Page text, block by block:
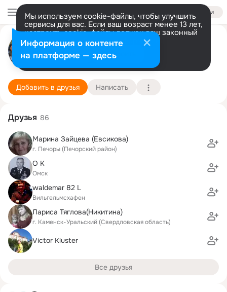
Войти
Мы используем cookie-файлы, чтобы улучшить
сервисы для вас. Если ваш возраст менее 13 лет,
настроить cookie-файлы должен ваш законный
представитель. Больше информации
Разрешить все Настроить
Александр Гофман
Baden-Württemberg
2 школа
Подробнее
Добавить в друзья Написать
Друзья 86
Марина Зайцева (Евсикова)
г. Печоры (Печорский район)
О К
Омск
waldemar 82 L
Вильгельмсхафен
Лариса Тяглова(Никитина)
г. Каменск-Уральский (Свердловская область)
Victor Kluster
Все друзья
Информация о контенте
на платформе — здесь